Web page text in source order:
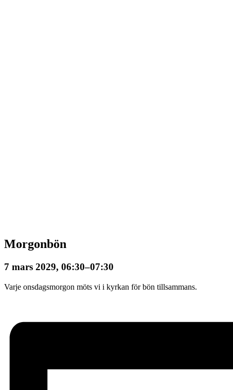
Morgonbön
7 mars 2029, 06:30–07:30
Varje onsdagsmorgon möts vi i kyrkan för bön tillsammans.